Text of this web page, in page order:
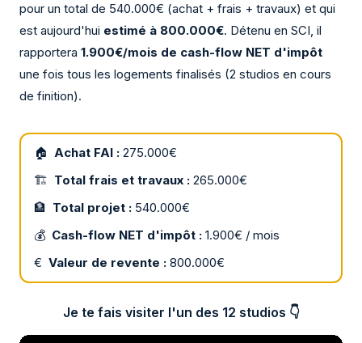
pour un total de 540.000€ (achat + frais + travaux) et qui
est aujourd'hui estimé à 800.000€. Détenu en SCI, il
rapportera 1.900€/mois de cash-flow NET d'impôt
une fois tous les logements finalisés (2 studios en cours
de finition).
🏠 Achat FAI : 275.000€
🏗 Total frais et travaux : 265.000€
🏦 Total projet : 540.000€
💰 Cash-flow NET d'impôt : 1.900€ / mois
€ Valeur de revente : 800.000€
Je te fais visiter l'un des 12 studios 👇